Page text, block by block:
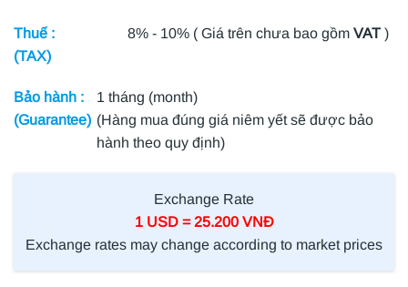
Thuế :
(TAX)
8% - 10% ( Giá trên chưa bao gồmVAT )
Bảo hành :
(Guarantee)
1 tháng (month)
(Hàng mua đúng giá niêm yết sẽ được bảo
hành theo quy định)
Exchange Rate
1 USD = 25.200 VNĐ
Exchange rates may change according to market prices